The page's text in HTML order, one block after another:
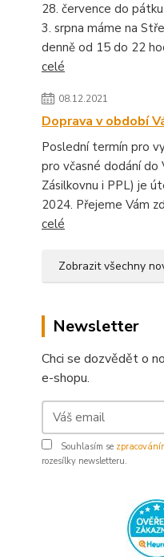
28. července do
3. srpna máme na
denně od 15 do 22
celé
08.12.2021
Doprava v období
Poslední termín pro
pro včasné dodání do
Zásilkovnu i PPL) je
2024. Přejeme Vám
celé
Zobrazit všechny
Newsletter
Chci se dozvědět o
e-shopu.
Souhlasím se
rozesílky newsletteru.